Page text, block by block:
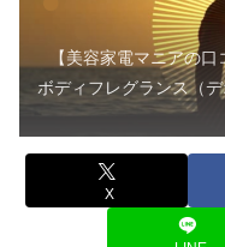
【美容家電マニアの
ボディフレグランス（
X